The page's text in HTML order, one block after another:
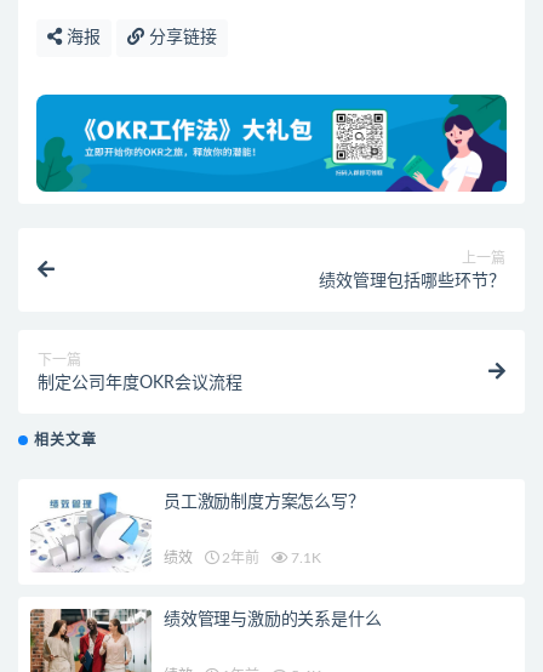
海报 分享链接
上一篇
绩效管理包括哪些环节？
下一篇
制定公司年度OKR会议流程
相关文章
员工激励制度方案怎么写？
绩效 2年前 7.1K
绩效管理与激励的关系是什么